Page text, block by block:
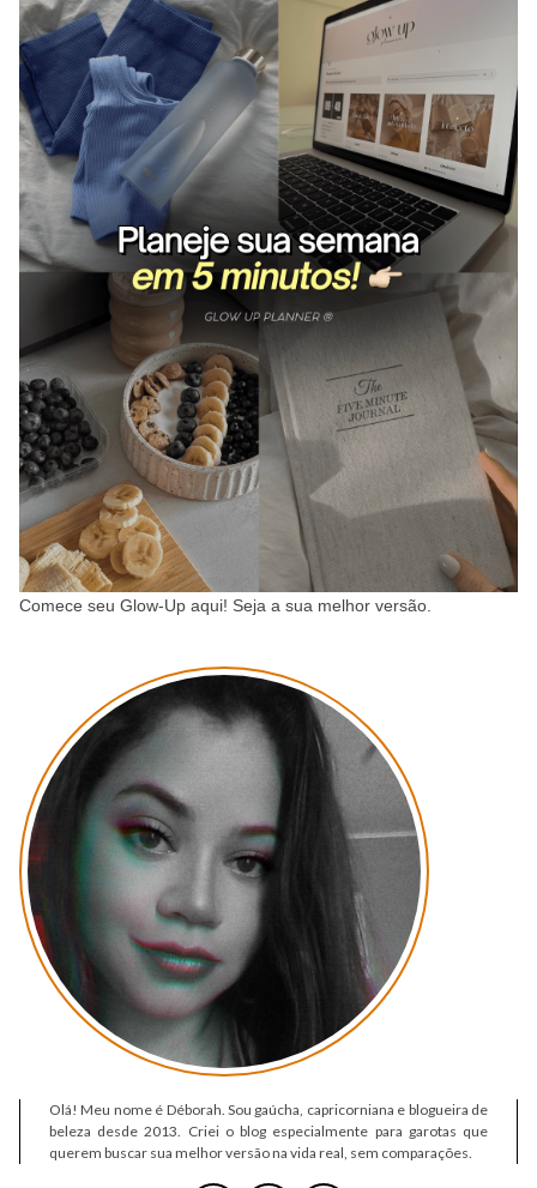
Comece seu Glow-Up aqui! Seja a sua melhor versão.
Olá! Meu nome é Déborah. Sou gaúcha, capricorniana e blogueira de
beleza desde 2013. Criei o blog especialmente para garotas que
querem buscar sua melhor versão na vida real, sem comparações.